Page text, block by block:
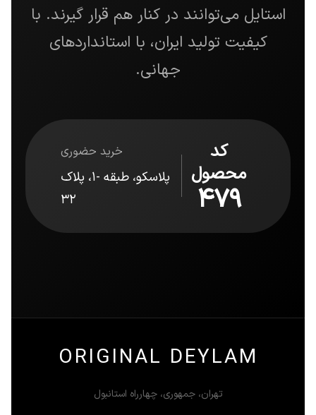
استایل می‌توانند در کنار هم قرار گیرند. با
کیفیت تولید ایران، با استانداردهای
جهانی.
کد
محصول
479
خرید حضوری
پلاسکو، طبقه -1، پلاک
32
ORIGINAL DEYLAM
تهران، جمهوری، چهارراه استانبول